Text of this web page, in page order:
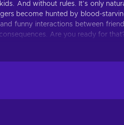
And without rules. It’s only
become hunted by blood-
funny interactions between
Are you ready for
and determine who will survive